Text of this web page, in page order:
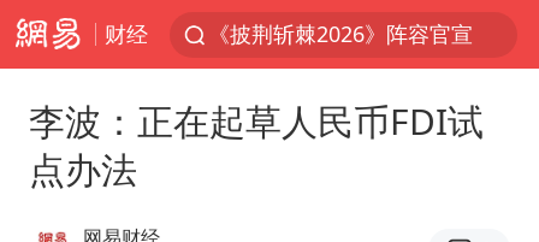
财经
白海豚北上或致京津冀暴雨
香港刷新1884年以来最高气温纪录
李波：正在起草人民币FDI试
点办法
网易财经